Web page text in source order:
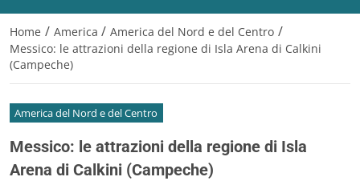
Home / America / America del Nord e del Centro /
Messico: le attrazioni della regione di Isla Arena di Calkini
(Campeche)
America del Nord e del Centro
Messico: le attrazioni della regione di Isla
Arena di Calkini (Campeche)